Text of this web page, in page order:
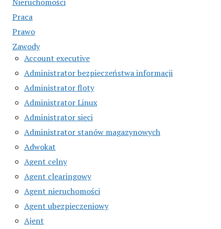
Praca
Prawo
Zawody
Account executive
Administrator bezpieczeństwa informacji
Administrator floty
Administrator Linux
Administrator sieci
Administrator stanów magazynowych
Adwokat
Agent celny
Agent clearingowy
Agent nieruchomości
Agent ubezpieczeniowy
Ajent